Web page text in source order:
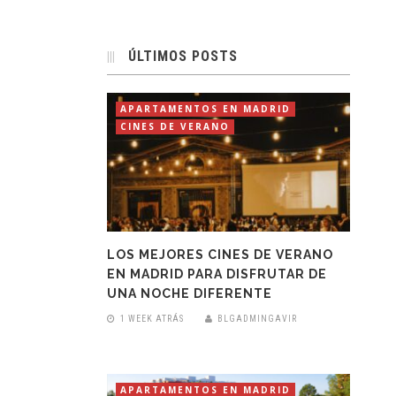
ÚLTIMOS POSTS
APARTAMENTOS EN MADRID
CINES DE VERANO
LOS MEJORES CINES DE VERANO
EN MADRID PARA DISFRUTAR DE
UNA NOCHE DIFERENTE
1 WEEK ATRÁS BLGADMINGAVIR
APARTAMENTOS EN MADRID